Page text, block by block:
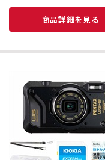
商品詳細を見る